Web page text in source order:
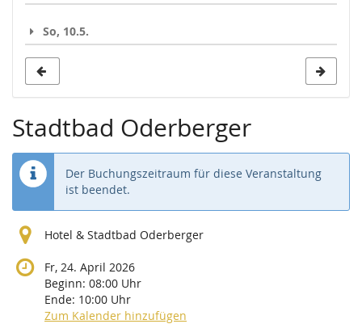
So, 10.5.
Stadtbad Oderberger
Der Buchungszeitraum für diese Veranstaltung
ist beendet.
Hotel & Stadtbad Oderberger
Fr, 24. April 2026
Beginn: 08:00 Uhr
Ende: 10:00 Uhr
Zum Kalender hinzufügen